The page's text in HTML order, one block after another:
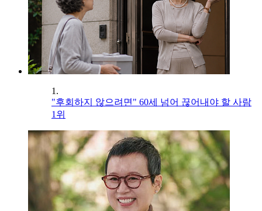
1.
"후회하지 않으려면" 60세 넘어 끊어내야 할 사람
1위